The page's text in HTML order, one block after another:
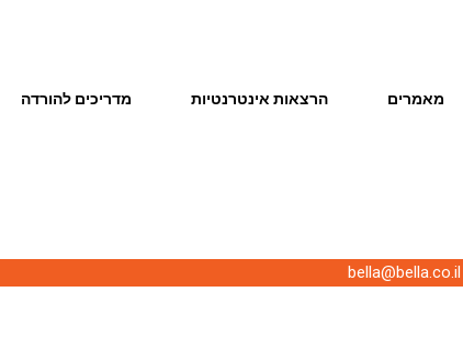
מאמרים הרצאות אינטרנטיות מדריכים להורדה
bella@bella.co.il